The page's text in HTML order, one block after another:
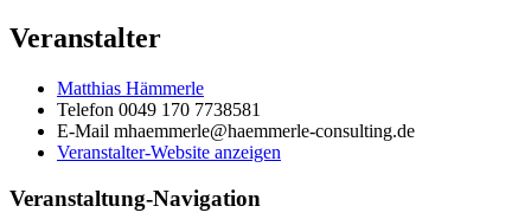
Veranstalter
Matthias Hämmerle
Telefon 0049 170 7738581
E-Mail mhaemmerle@haemmerle-consulting.de
Veranstalter-Website anzeigen
Veranstaltung-Navigation